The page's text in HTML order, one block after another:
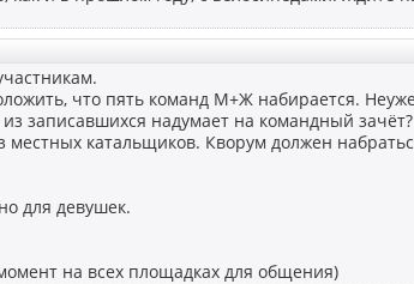
что пять команд М+Ж набирается.
записавшихся надумает на командный
местных катальщиков. Кворум должен
для девушек.
на всех площадках для общения)